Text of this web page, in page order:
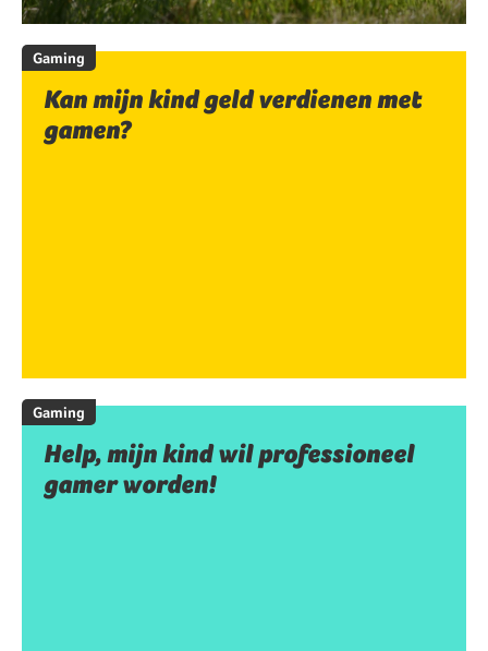
Gaming
Kan mijn kind geld verdienen met
gamen?
Gaming
Help, mijn kind wil professioneel
gamer worden!